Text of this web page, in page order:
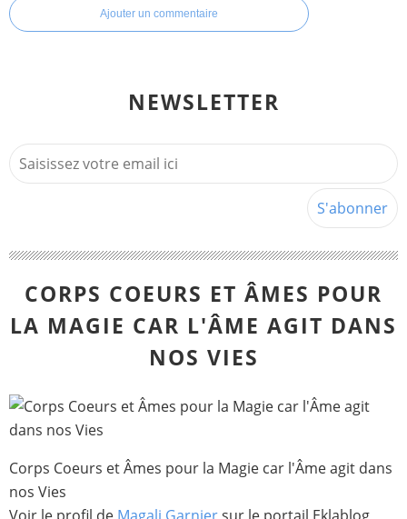
Ajouter un commentaire
NEWSLETTER
CORPS COEURS ET ÂMES POUR
LA MAGIE CAR L'ÂME AGIT DANS
NOS VIES
Corps Coeurs et Âmes pour la Magie car l'Âme agit dans
nos Vies